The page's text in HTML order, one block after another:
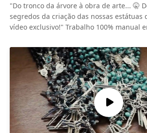
"Do tronco da árvore à obra de arte... 🤫
segredos da criação das nossas estátuas
vídeo exclusivo!" Trabalho 100% manual